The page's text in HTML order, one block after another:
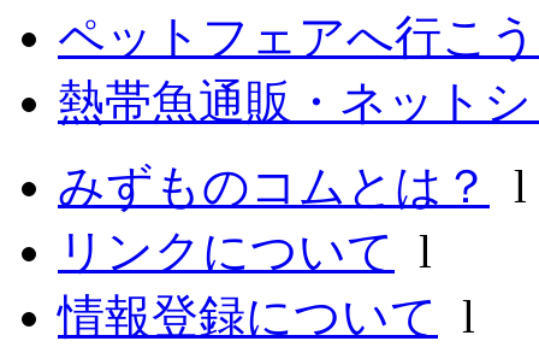
ペットフェアへ行こ
熱帯魚通販・ネット
みずものコムとは？
リンクについて l
情報登録について l